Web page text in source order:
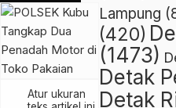
Atur ukuran
Lampung
(420)
(1473)
Detak
Detak